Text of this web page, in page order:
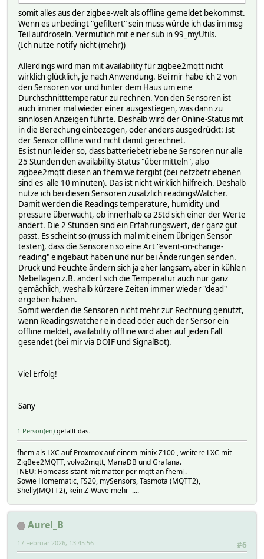
# 2026-02-15 10:50:23 comfort_temperature_min 20
# 2026-02-15 10:50:23 enable_display true
# 2026-02-15 10:50:23 humidity 54.26
# 2026-02-15 10:50:23 humidity_calibration 0
# 2026-02-15 10:50:23 last_seen 2026-02-
# 2026-02-15 10:50:23 measurement_interval 10
# 2026-01-11 10:36:41 show_smiley SHOW
# 2026-02-15 10:50:23 temperature 16.32
# 2026-02-15 10:50:23 temperature_calibration 0
# 2026-02-15 10:50:23 temperature_display_mode
# 2026-02-15 10:50:23 update_installed_version
# 2026-02-15 10:50:23 update_latest_version
# 2026-02-01 12:00:50 update_progress 100
# 2026-02-01 12:00:50 update_remaining 4
# 2026-02-15 10:50:23 update_state idle
# 2026-01-22 19:26:57 voltage 2700
#
setstate Raumfuehler_Buero Temperature: 16.3°C Humidity:
setstate Raumfuehler_Buero 2026-01-11 10:45:37 IODev
setstate Raumfuehler_Buero 2026-01-14 18:48:37
setstate Raumfuehler_Buero 2026-02-15 10:50:23
setstate Raumfuehler_Buero 2026-02-15 10:50:23 batterymV
setstate Raumfuehler_Buero 2026-02-15 10:50:23
setstate Raumfuehler_Buero 2026-02-15 10:50:23
setstate Raumfuehler_Buero 2026-02-15 10:50:23
setstate Raumfuehler_Buero 2026-02-15 10:50:23
setstate Raumfuehler_Buero 2026-02-15 10:50:23
setstate Raumfuehler_Buero 2026-02-15 10:50:23 humidity
setstate Raumfuehler_Buero 2026-02-15 10:50:23
setstate Raumfuehler_Buero 2026-02-15 10:50:23 last_seen
setstate Raumfuehler_Buero 2026-02-15 10:50:23
setstate Raumfuehler_Buero 2026-02-15 10:50:23
setstate Raumfuehler_Buero 2026-02-15 10:50:23
setstate Raumfuehler_Buero 2026-02-15 10:50:23
setstate Raumfuehler_Buero 2026-02-01 12:00:50
setstate Raumfuehler_Buero 2026-02-15 10:50:23
setstate Raumfuehler_Buero 2026-01-22 19:26:57 voltage
somit alles aus der zigbee-welt als offline gemeldet bekommst.
Wenn es unbedingt "gefiltert" sein muss würde ich das im msg
Teil aufdröseln. Vermutlich mit einer sub in 99_myUtils.
(Ich nutze notify nicht (mehr))
Allerdings wird man mit availability für zigbee2mqtt nicht
wirklich glücklich, je nach Anwendung. Bei mir habe ich 2 von
den Sensoren vor und hinter dem Haus um eine
Durchschnitttemperatur zu rechnen. Von den Sensoren ist
auch immer mal wieder einer ausgestiegen, was dann zu
sinnlosen Anzeigen führte. Deshalb wird der Online-Status mit
in die Berechung einbezogen, oder anders ausgedrückt: Ist
der Sensor offline wird nicht damit gerechnet.
Es ist nun leider so, dass batteriebetriebene Sensoren nur alle
25 Stunden den availability-Status "übermitteln", also
zigbee2mqtt diesen an fhem weitergibt (bei netzbetriebenen
sind es alle 10 minuten). Das ist nicht wirklich hilfreich. Deshalb
nutze ich bei diesen Sensoren zusätzlich readingsWatcher.
Damit werden die Readings temperature, humidity und
pressure überwacht, ob innerhalb ca 2Std sich einer der Werte
ändert. Die 2 Stunden sind ein Erfahrungswert, der ganz gut
passt. Es scheint so (muss ich mal mit einem übrigen Sensor
testen), dass die Sensoren so eine Art "event-on-change-
reading" eingebaut haben und nur bei Änderungen senden.
Druck und Feuchte ändern sich ja eher langsam, aber in kühlen
Nebellagen z.B. ändert sich die Temperatur auch nur ganz
gemächlich, weshalb kürzere Zeiten immer wieder "dead"
ergeben haben.
Somit werden die Sensoren nicht mehr zur Rechnung genutzt,
wenn Readingswatcher ein dead oder auch der Sensor ein
offline meldet, availability offline wird aber auf jeden Fall
gesendet (bei mir via DOIF und SignalBot).
Viel Erfolg!
Sany
1 Person(en) gefällt das.
fhem als LXC auf Proxmox auf einem minix Z100 , weitere LXC mit
ZigBee2MQTT, volvo2mqtt, MariaDB und Grafana.
[NEU: Homeassistant mit matter per mqtt an fhem].
Sowie Homematic, FS20, mySensors, Tasmota (MQTT2),
Shelly(MQTT2), kein Z-Wave mehr ....
Aurel_B
#6
17 Februar 2026, 13:45:56